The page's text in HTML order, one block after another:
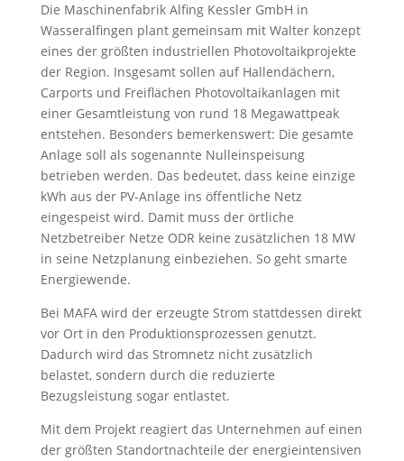
Die Maschinenfabrik Alfing Kessler GmbH in
Wasseralfingen plant gemeinsam mit Walter konzept
eines der größten industriellen Photovoltaikprojekte
der Region. Insgesamt sollen auf Hallendächern,
Carports und Freiflächen Photovoltaikanlagen mit
einer Gesamtleistung von rund 18 Megawattpeak
entstehen. Besonders bemerkenswert: Die gesamte
Anlage soll als sogenannte Nulleinspeisung
betrieben werden. Das bedeutet, dass keine einzige
kWh aus der PV-Anlage ins öffentliche Netz
eingespeist wird. Damit muss der örtliche
Netzbetreiber Netze ODR keine zusätzlichen 18 MW
in seine Netzplanung einbeziehen. So geht smarte
Energiewende.
Bei MAFA wird der erzeugte Strom stattdessen direkt
vor Ort in den Produktionsprozessen genutzt.
Dadurch wird das Stromnetz nicht zusätzlich
belastet, sondern durch die reduzierte
Bezugsleistung sogar entlastet.
Mit dem Projekt reagiert das Unternehmen auf einen
der größten Standortnachteile der energieintensiven